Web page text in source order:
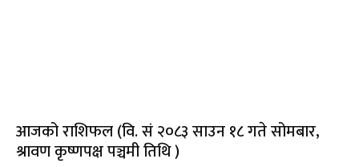
आजको राशिफल (वि. सं २०८३ साउन १८ गते सोमबार,
श्रावण कृष्णपक्ष पञ्चमी तिथि )